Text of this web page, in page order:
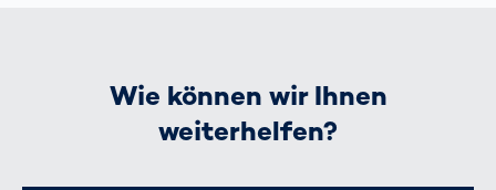
Wie können wir Ihnen
weiterhelfen?